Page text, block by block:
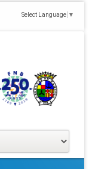
Select Language ▼